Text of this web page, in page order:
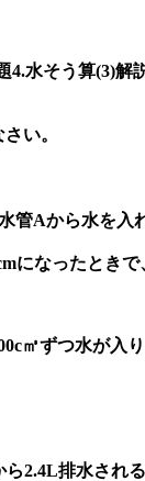
4.水そう算(3)解
い。
管Aから水を入
なったとき
㎥ずつ水が入
2.4L排水される